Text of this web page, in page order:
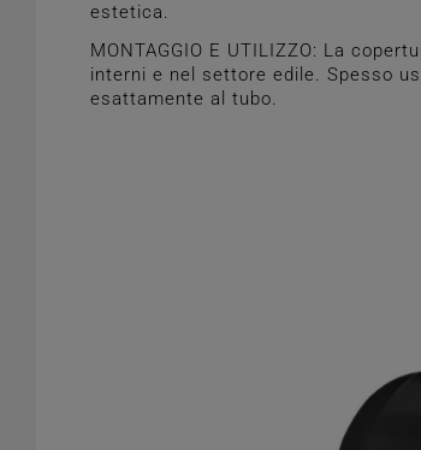
estetica.
MONTAGGIO E UTILIZZO: La
interni e nel settore edile. Spesso
esattamente al tubo.